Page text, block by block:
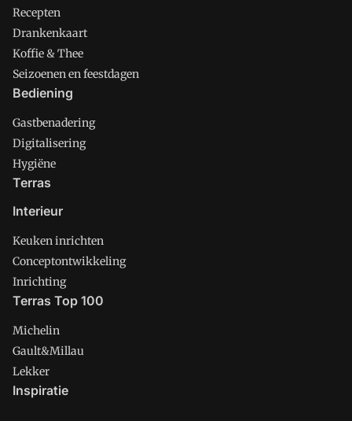
Recepten
Drankenkaart
Koffie & Thee
Seizoenen en feestdagen
Bediening
Gastbenadering
Digitalisering
Hygiëne
Terras
Interieur
Keuken inrichten
Conceptontwikkeling
Inrichting
Terras Top 100
Michelin
Gault&Millau
Lekker
Inspiratie